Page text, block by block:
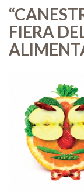
FIERA